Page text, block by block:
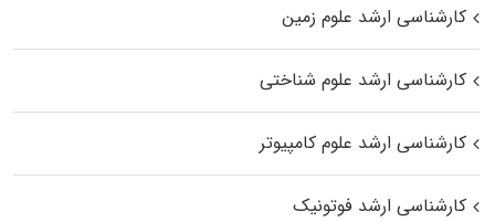
کارشناسی ارشد علوم زمین
کارشناسی ارشد علوم شناختی
کارشناسی ارشد علوم کامپیوتر
کارشناسی ارشد فوتونیک